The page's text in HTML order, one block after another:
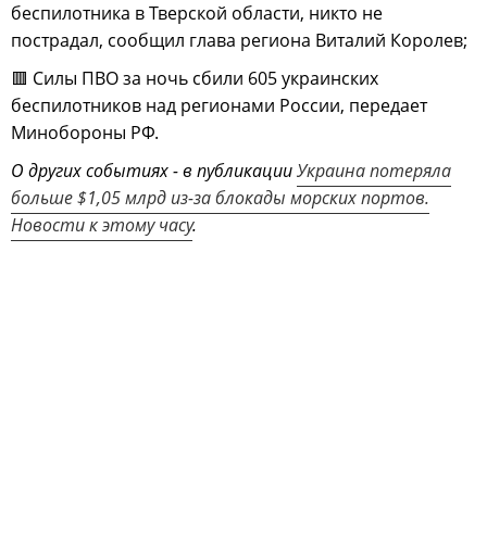
беспилотника в Тверской области, никто не
пострадал, сообщил глава региона Виталий Королев;
🟥 Силы ПВО за ночь сбили 605 украинских
беспилотников над регионами России, передает
Минобороны РФ.
О других событиях - в публикацииУкраина потеряла
больше $1,05 млрд из-за блокады морских портов.
Новости к этому часу.